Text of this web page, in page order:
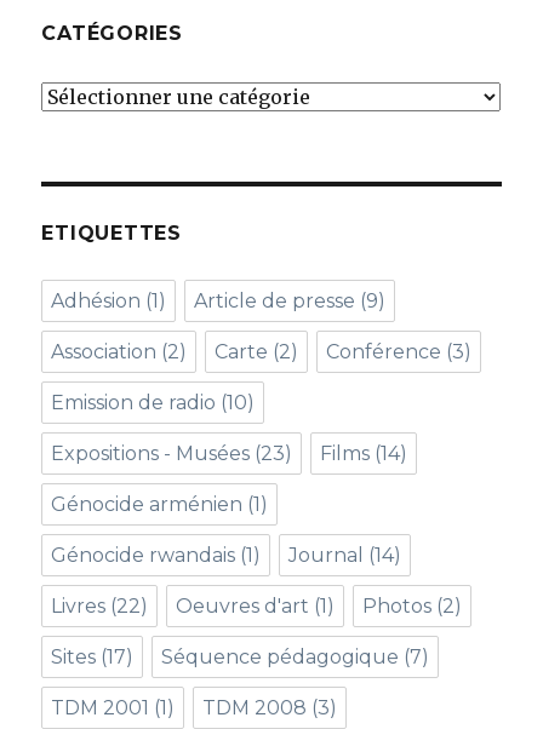
CATÉGORIES
Catégories
ETIQUETTES
Adhésion (1) Article de presse (9)
Association (2) Carte (2) Conférence (3)
Emission de radio (10)
Expositions - Musées (23) Films (14)
Génocide arménien (1)
Génocide rwandais (1) Journal (14)
Livres (22) Oeuvres d'art (1) Photos (2)
Sites (17) Séquence pédagogique (7)
TDM 2001 (1) TDM 2008 (3)